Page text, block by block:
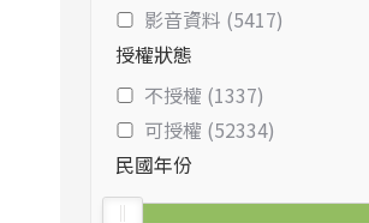
影音資料 (5417)
授權狀態
不授權 (1337)
可授權 (52334)
民國年份